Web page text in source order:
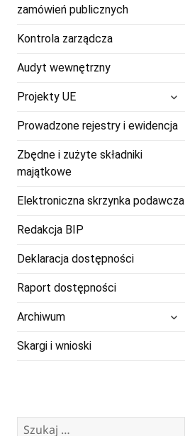
zamówień publicznych
Kontrola zarządcza
Audyt wewnętrzny
Projekty UE
potomne
Prowadzone rejestry i ewidencja
Zbędne i zużyte składniki
majątkowe
Elektroniczna skrzynka podawcza
Redakcja BIP
Deklaracja dostępności
Raport dostępności
Archiwum
Skargi i wnioski
Szukaj: